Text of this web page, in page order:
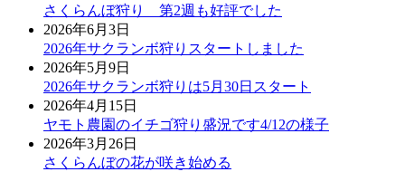
さくらんぼ狩り 第2週も好評でした
2026年6月3日
2026年サクランボ狩りスタートしました
2026年5月9日
2026年サクランボ狩りは5月30日スタート
2026年4月15日
ヤモト農園のイチゴ狩り盛況です4/12の様子
2026年3月26日
さくらんぼの花が咲き始める